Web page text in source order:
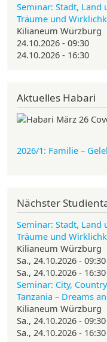
Seminar: Stadt, Land
Träume und
Kilianeum Würzburg
24.10.2026 - 09:30
24.10.2026 - 16:30
Aktuelles Habari
2026/1: Familie –
Nächster
Seminar: Stadt, Land
Träume und
Kilianeum Würzburg
Sa., 24.10.2026 - 09:30
Sa., 24.10.2026 - 16:30
Seminar: City,
Tanzania – Dreams
Kilianeum Würzburg
Sa., 24.10.2026 - 09:30
Sa., 24.10.2026 - 16:30